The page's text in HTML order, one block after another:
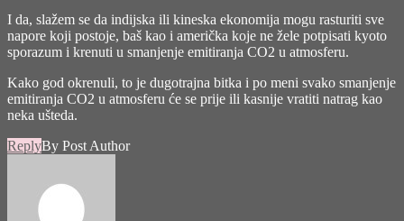
I da, slažem se da indijska ili kineska ekonomija mogu rasturiti sve
napore koji postoje, baš kao i američka koje ne žele potpisati kyoto
sporazum i krenuti u smanjenje emitiranja CO2 u atmosferu.
Kako god okrenuli, to je dugotrajna bitka i po meni svako smanjenje
emitiranja CO2 u atmosferu će se prije ili kasnije vratiti natrag kao
neka ušteda.
ReplyBy Post Author